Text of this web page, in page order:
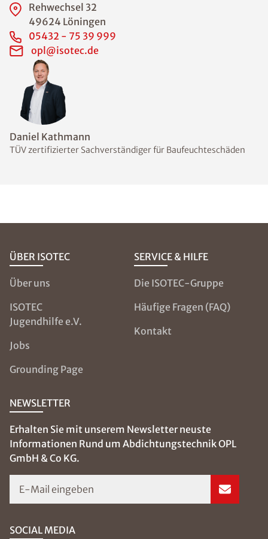
Daniel Kathmann
TÜV zertifizierter Sachverständiger für Baufeuchteschäden
Rehwechsel 32
49624 Löningen
05432 - 75 39 999
opl@isotec.de
ÜBER ISOTEC
Über uns
ISOTEC
Jugendhilfe e.V.
Jobs
Grounding Page
SERVICE & HILFE
Die ISOTEC-Gruppe
Häufige Fragen (FAQ)
Kontakt
NEWSLETTER
Erhalten Sie mit unserem Newsletter neuste
Informationen Rund um Abdichtungstechnik OPL
GmbH & Co KG.
E-Mail eingeben
SOCIAL MEDIA